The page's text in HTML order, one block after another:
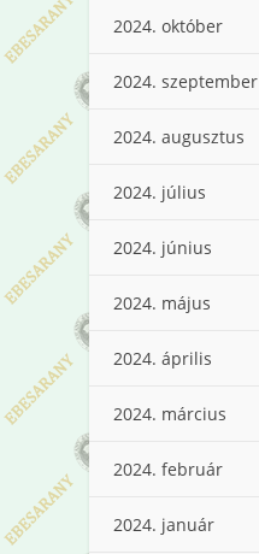
2024. október
2024. szeptember
2024. augusztus
2024. július
2024. június
2024. május
2024. április
2024. március
2024. február
2024. január